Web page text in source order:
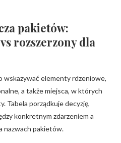
pakietów:
rozszerzony dla
elementy rdzeniowe,
a także miejsca, w których
Tabela porządkuje decyzję,
konkretnym zdarzeniem a
nazwach pakietów.